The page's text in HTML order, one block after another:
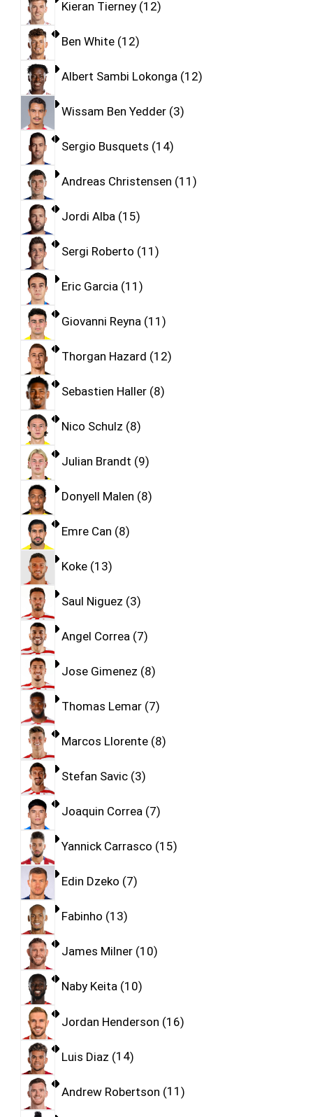
Kieran Tierney 12
Ben White 12
Albert Sambi Lokonga 12
Wissam Ben Yedder 3
Sergio Busquets 14
Andreas Christensen 11
Jordi Alba 15
Sergi Roberto 11
Eric Garcia 11
Giovanni Reyna 11
Thorgan Hazard 12
Sebastien Haller 8
Nico Schulz 8
Julian Brandt 9
Donyell Malen 8
Emre Can 8
Koke 13
Saul Niguez 3
Angel Correa 7
Jose Gimenez 8
Thomas Lemar 7
Marcos Llorente 8
Stefan Savic 3
Joaquin Correa 7
Yannick Carrasco 15
Edin Dzeko 7
Fabinho 13
James Milner 10
Naby Keita 10
Jordan Henderson 16
Luis Diaz 14
Andrew Robertson 11